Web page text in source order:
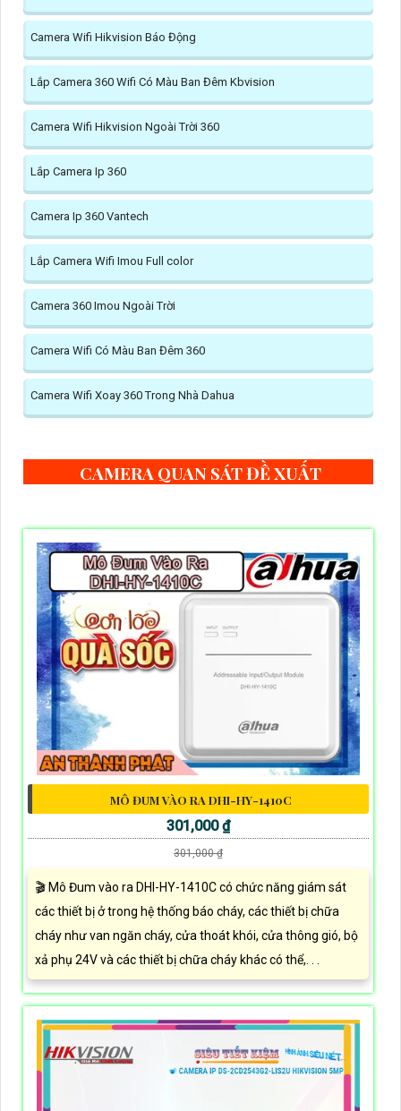
Camera Wifi Hikvision Báo Động
Lắp Camera 360 Wifi Có Màu Ban Đêm Kbvision
Camera Wifi Hikvision Ngoài Trời 360
Lắp Camera Ip 360
Camera Ip 360 Vantech
Lắp Camera Wifi Imou Full color
Camera 360 Imou Ngoài Trời
Camera Wifi Có Màu Ban Đêm 360
Camera Wifi Xoay 360 Trong Nhà Dahua
CAMERA QUAN SÁT ĐỀ XUẤT
MÔ ĐUM VÀO RA DHI-HY-1410C
301,000 ₫
301,000 ₫
🎬 Mô Đum vào ra DHI-HY-1410C có chức năng giám sát
các thiết bị ở trong hệ thống báo cháy, các thiết bị chữa
cháy như van ngăn cháy, cửa thoát khói, cửa thông gió, bộ
xả phụ 24V và các thiết bị chữa cháy khác có thể,. . .